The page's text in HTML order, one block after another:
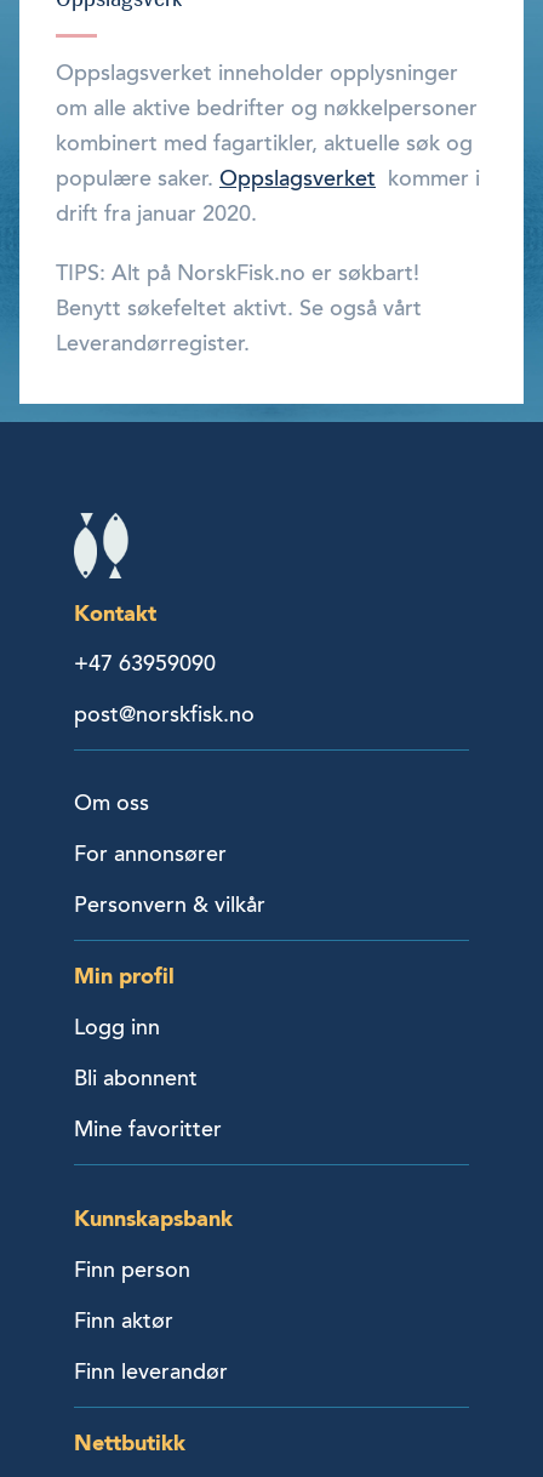
Oppslagsverket inneholder opplysninger
om alle aktive bedrifter og nøkkelpersoner
kombinert med fagartikler, aktuelle søk og
populære saker. Oppslagsverket kommer i
drift fra januar 2020.
TIPS: Alt på NorskFisk.no er søkbart!
Benytt søkefeltet aktivt. Se også vårt
Leverandørregister.
Kontakt
+47 63959090
post@norskfisk.no
Om oss
For annonsører
Personvern & vilkår
Min profil
Logg inn
Bli abonnent
Mine favoritter
Kunnskapsbank
Finn person
Finn aktør
Finn leverandør
Nettbutikk